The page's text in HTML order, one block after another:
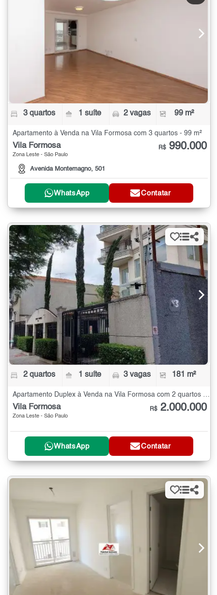
3 quartos 1 suíte 2 vagas 99 m²
Apartamento à Venda na Vila Formosa com 3 quartos - 99 m²
Vila Formosa
Zona Leste - São Paulo
Avenida Montemagno, 501
R$ 990.000
WhatsApp Contatar
2 quartos 1 suíte 3 vagas 181 m²
Apartamento Duplex à Venda na Vila Formosa com 2 quartos - 181 m²
Vila Formosa
Zona Leste - São Paulo
R$ 2.000.000
WhatsApp Contatar